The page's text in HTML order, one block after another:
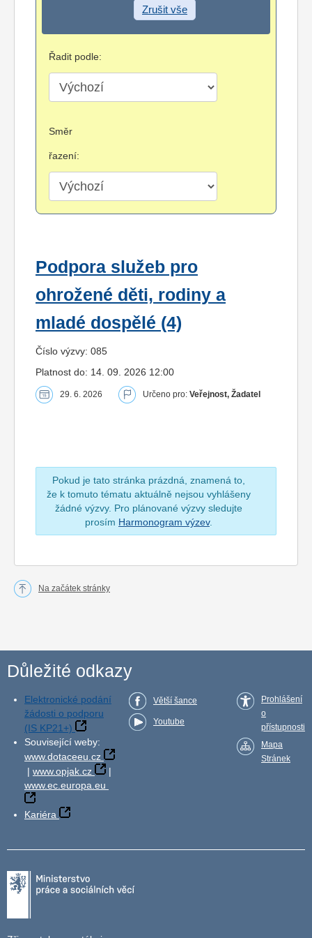
Zrušit vše
Řadit podle:
Směr
řazení:
Podpora služeb pro
ohrožené děti, rodiny a
mladé dospělé (4)
Číslo výzvy: 085
Platnost do: 14. 09. 2026 12:00
29. 6. 2026 Určeno pro: Veřejnost, Žadatel
Pokud je tato stránka prázdná, znamená to,
že k tomuto tématu aktuálně nejsou vyhlášeny
žádné výzvy. Pro plánované výzvy sledujte
prosím Harmonogram výzev.
Na začátek stránky
Důležité odkazy
Elektronické podání
žádosti o podporu
(IS KP21+)
Související weby:
www.dotaceeu.cz
| www.opjak.cz
|
www.ec.europa.eu
Kariéra
Větší šance
Youtube
Prohlášení
o
přístupnosti
Mapa
Stránek